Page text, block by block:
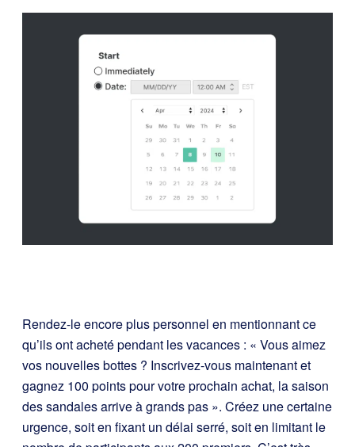
Rendez-le encore plus personnel en mentionnant ce
qu’ils ont acheté pendant les vacances : « Vous aimez
vos nouvelles bottes ? Inscrivez-vous maintenant et
gagnez 100 points pour votre prochain achat, la saison
des sandales arrive à grands pas ». Créez une certaine
urgence, soit en fixant un délai serré, soit en limitant le